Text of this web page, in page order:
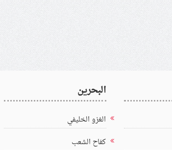
البحرين
الغزو الخليفي
كفاح الشعب